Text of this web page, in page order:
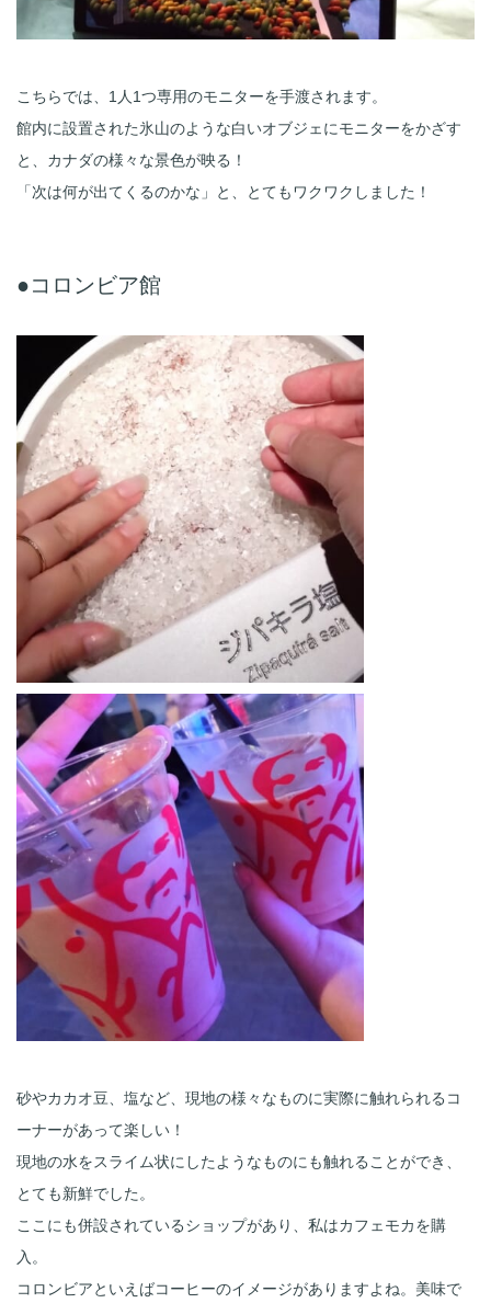
こちらでは、1人1つ専用のモニターを手渡されます。
館内に設置された氷山のような白いオブジェにモニターをかざす
と、カナダの様々な景色が映る！
「次は何が出てくるのかな」と、とてもワクワクしました！
●コロンビア館
砂やカカオ豆、塩など、現地の様々なものに実際に触れられるコ
ーナーがあって楽しい！
現地の水をスライム状にしたようなものにも触れることができ、
とても新鮮でした。
ここにも併設されているショップがあり、私はカフェモカを購
入。
コロンビアといえばコーヒーのイメージがありますよね。美味で